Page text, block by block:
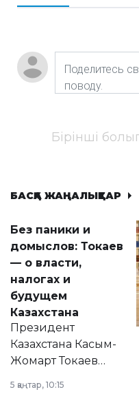
Бірінші
БАСҚА ЖАҢАЛЫҚТАР
Без паники и
домыслов: Токаев
— о власти,
налогах и
будущем
Казахстана
Президент
Казахстана Касым-
Жомарт Токаев
сразу несколько
5 қаңтар, 10:15